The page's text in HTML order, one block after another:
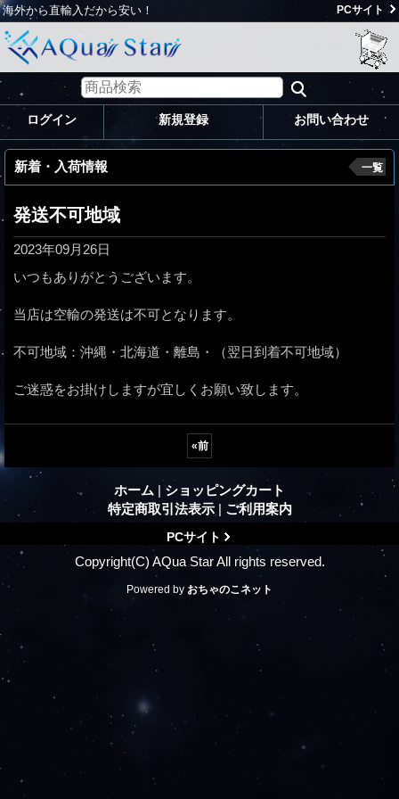
海外から直輸入だから安い！ PCサイト
ログイン 新規登録 お問い合わせ
新着・入荷情報 一覧
発送不可地域
2023年09月26日
いつもありがとうございます。
当店は空輸の発送は不可となります。
不可地域：沖縄・北海道・離島・（翌日到着不可地域）
ご迷惑をお掛けしますが宜しくお願い致します。
«前
ホーム | ショッピングカート
特定商取引法表示 | ご利用案内
PCサイト
Copyright(C) AQua Star All rights reserved.
Powered by おちゃのこネット